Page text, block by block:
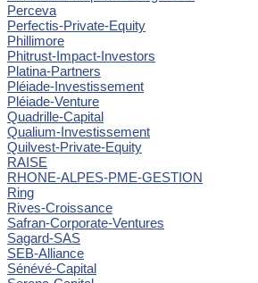
Perceva
Perfectis-Private-Equity
Phillimore
Phitrust-Impact-Investors
Platina-Partners
Pléiade-Investissement
Pléiade-Venture
Quadrille-Capital
Qualium-Investissement
Quilvest-Private-Equity
RAISE
RHONE-ALPES-PME-GESTION
Ring
Rives-Croissance
Safran-Corporate-Ventures
Sagard-SAS
SEB-Alliance
Sénévé-Capital